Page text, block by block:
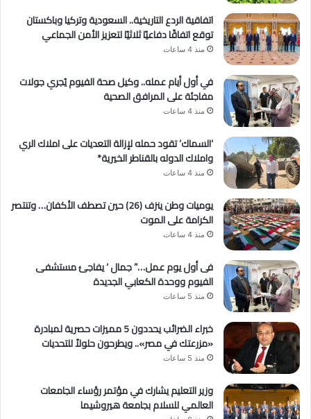
اتفاقية الردع التاريخية.. السعودية وتركيا وباكستان
توقع اتفاقًا دفاعيًا ثلاثيًا لتعزيز الأمن الجماعي
منذ 4 ساعات
في أول أيام عمله.. وكيل صحة الفيوم يُجري جولات
مفاجئة على المرافق الصحية
منذ 4 ساعات
‘السماك’ تقود حمله لإزالة التعديات على املاك الري
واملاك الدوله بالقناطر الخيرية*
منذ 4 ساعات
يوميات وطن ينزف (26) حين تصطف الأكفان… وتنتصر
الكرامة على الموت
منذ 4 ساعات
فى أول يوم عمل…” جمال ‘ يفاجئ مستشفى
الفيوم ووحدة الكعابي الجديدة
منذ 5 ساعات
خبراء الضرائب يحددون 5 مميزات حصرية لمبادرة
«مزرعتك في مصر».. ويطرحون حلولاً للتحديات
منذ 5 ساعات
وزير التعليم يشارك في مؤتمر رؤساء الجامعات
العالمي للسلام بجامعة هيروشيما